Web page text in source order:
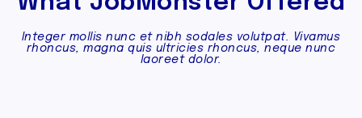
rhoncus, magna quis ultricies rhoncus, neque nunc
laoreet dolor.